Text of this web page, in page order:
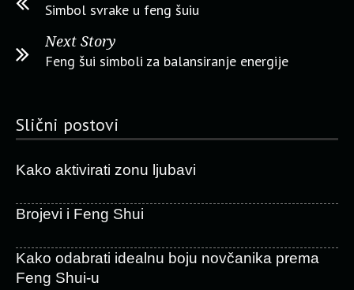
Simbol svrake u feng šuiu
Next Story
Feng šui simboli za balansiranje energije
Slični postovi
Kako aktivirati zonu ljubavi
Brojevi i Feng Shui
Kako odabrati idealnu boju novčanika prema
Feng Shui-u